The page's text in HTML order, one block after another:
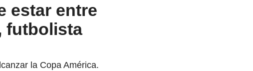
estar entre
futbolista
la Copa América.